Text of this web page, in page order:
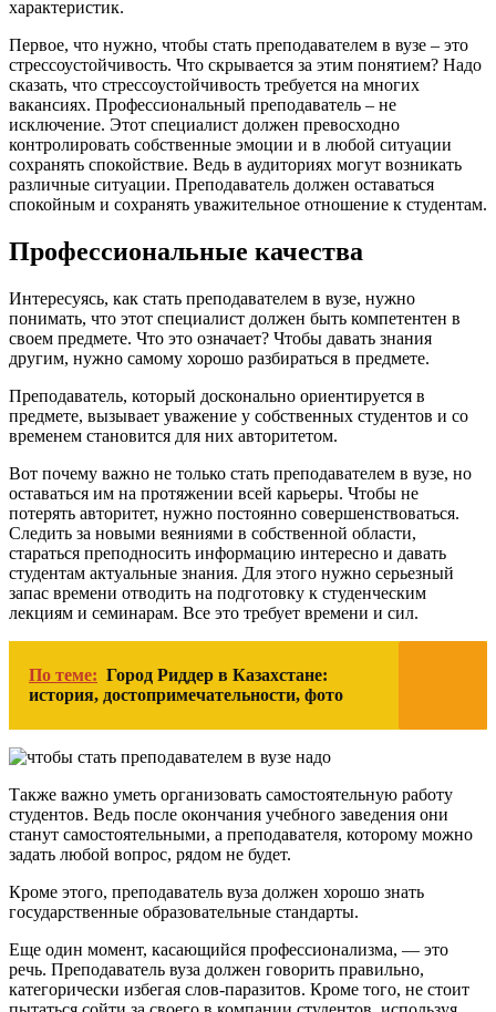
характеристик.
Первое, что нужно, чтобы стать преподавателем в вузе – это
стрессоустойчивость. Что скрывается за этим понятием? Надо
сказать, что стрессоустойчивость требуется на многих
вакансиях. Профессиональный преподаватель – не
исключение. Этот специалист должен превосходно
контролировать собственные эмоции и в любой ситуации
сохранять спокойствие. Ведь в аудиториях могут возникать
различные ситуации. Преподаватель должен оставаться
спокойным и сохранять уважительное отношение к студентам.
Профессиональные качества
Интересуясь, как стать преподавателем в вузе, нужно
понимать, что этот специалист должен быть компетентен в
своем предмете. Что это означает? Чтобы давать знания
другим, нужно самому хорошо разбираться в предмете.
Преподаватель, который досконально ориентируется в
предмете, вызывает уважение у собственных студентов и со
временем становится для них авторитетом.
Вот почему важно не только стать преподавателем в вузе, но
оставаться им на протяжении всей карьеры. Чтобы не
потерять авторитет, нужно постоянно совершенствоваться.
Следить за новыми веяниями в собственной области,
стараться преподносить информацию интересно и давать
студентам актуальные знания. Для этого нужно серьезный
запас времени отводить на подготовку к студенческим
лекциям и семинарам. Все это требует времени и сил.
По теме: Город Риддер в Казахстане:
история, достопримечательности, фото
Также важно уметь организовать самостоятельную работу
студентов. Ведь после окончания учебного заведения они
станут самостоятельными, а преподавателя, которому можно
задать любой вопрос, рядом не будет.
Кроме этого, преподаватель вуза должен хорошо знать
государственные образовательные стандарты.
Еще один момент, касающийся профессионализма, — это
речь. Преподаватель вуза должен говорить правильно,
категорически избегая слов-паразитов. Кроме того, не стоит